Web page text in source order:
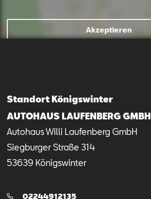
Akzeptieren
Standort Königswinter
AUTOHAUS LAUFENBERG GMBH
Autohaus Willi Laufenberg GmbH
Siegburger Straße 314
53639 Königswinter
Telefon:
02244912135